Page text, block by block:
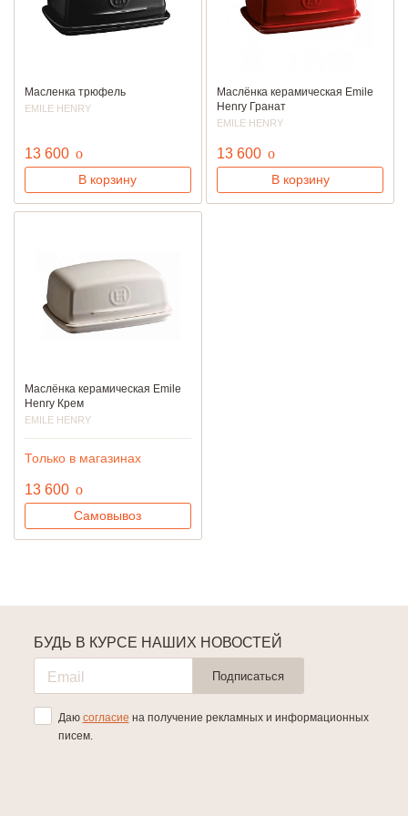
Масленка трюфель
EMILE HENRY
13 600 руб.
o
В корзину
Маслёнка керамическая Emile
Henry Гранат
EMILE HENRY
13 600 руб.
o
В корзину
Маслёнка керамическая Emile
Henry Крем
EMILE HENRY
Только в магазинах
13 600 руб.
o
Самовывоз
БУДЬ В КУРСЕ НАШИХ НОВОСТЕЙ
Подписаться
Даю согласие на получение рекламных и информационных
писем.